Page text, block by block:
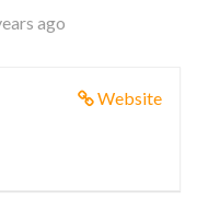
ago
Website